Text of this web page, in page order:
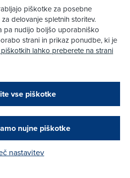
piškotke za posebne
delovanje spletnih storitev.
pa nudijo boljšo uporabniško
strani in prikaz ponudbe, ki je
lahko preberete na strani
vse piškotke
nujne piškotke
nastavitev